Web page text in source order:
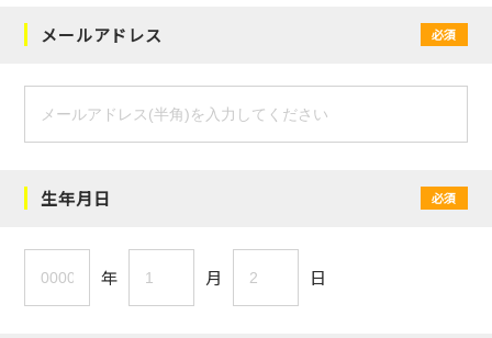
メールアドレス 必須
生年月日 必須
年 月 日